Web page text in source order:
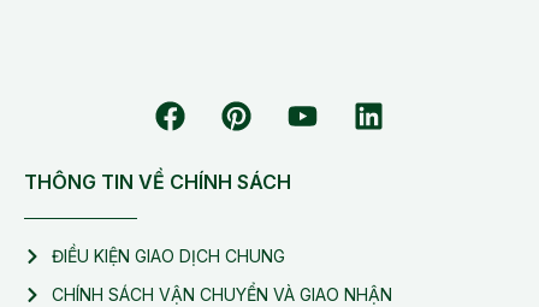
THÔNG TIN VỀ CHÍNH SÁCH
ĐIỀU KIỆN GIAO DỊCH CHUNG
CHÍNH SÁCH VẬN CHUYỂN VÀ GIAO NHẬN